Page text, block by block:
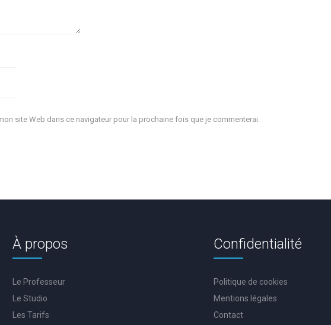
site Web dans ce navigateur pour la prochaine fois que je commenterai.
À propos
Le Professeur
Le Studio
Les Tarifs
Confidentialité
Politique de cookies
Mentions légales
Contact